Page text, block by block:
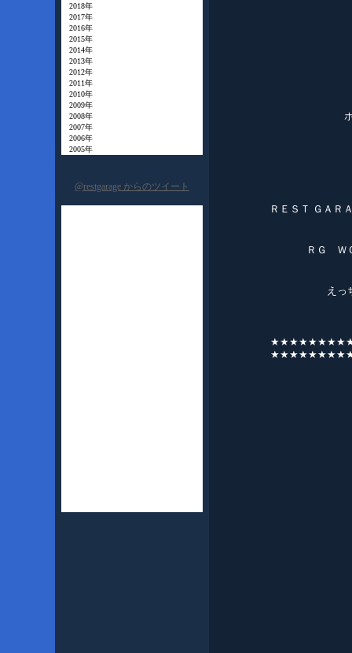
2018年
2017年
2016年
2015年
2014年
2013年
2012年
2011年
2010年
2009年
2008年
2007年
2006年
2005年
@restgarage からのツイート
ＲＥＳＴ ＧＡＲ
ＲＧ Ｗ
え